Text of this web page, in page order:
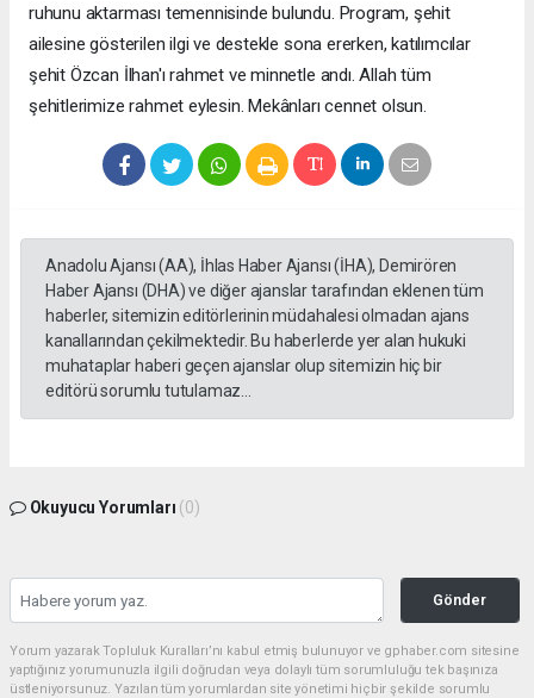
ruhunu aktarması temennisinde bulundu. Program, şehit
ailesine gösterilen ilgi ve destekle sona ererken, katılımcılar
şehit Özcan İlhan'ı rahmet ve minnetle andı. Allah tüm
şehitlerimize rahmet eylesin. Mekânları cennet olsun.
Anadolu Ajansı (AA), İhlas Haber Ajansı (İHA), Demirören
Haber Ajansı (DHA) ve diğer ajanslar tarafından eklenen tüm
haberler, sitemizin editörlerinin müdahalesi olmadan ajans
kanallarından çekilmektedir. Bu haberlerde yer alan hukuki
muhataplar haberi geçen ajanslar olup sitemizin hiç bir
editörü sorumlu tutulamaz...
Okuyucu Yorumları (0)
Gönder
Yorum yazarak Topluluk Kuralları’nı kabul etmiş bulunuyor ve gphaber.com sitesine
yaptığınız yorumunuzla ilgili doğrudan veya dolaylı tüm sorumluluğu tek başınıza
üstleniyorsunuz. Yazılan tüm yorumlardan site yönetimi hiçbir şekilde sorumlu